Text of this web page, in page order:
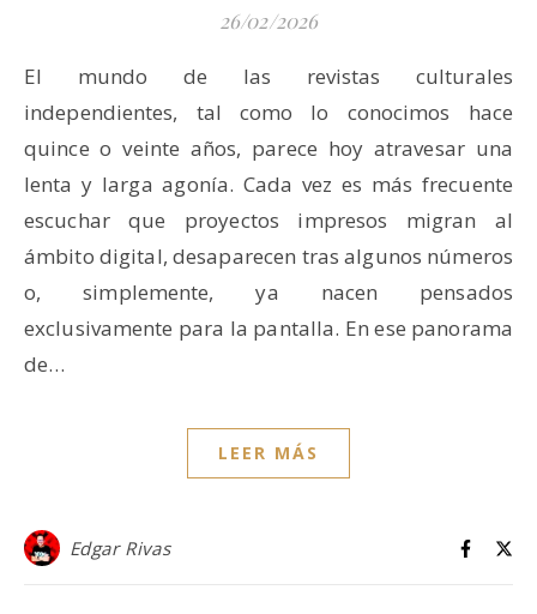
26/02/2026
El mundo de las revistas culturales
independientes, tal como lo conocimos hace
quince o veinte años, parece hoy atravesar una
lenta y larga agonía. Cada vez es más frecuente
escuchar que proyectos impresos migran al
ámbito digital, desaparecen tras algunos números
o, simplemente, ya nacen pensados
exclusivamente para la pantalla. En ese panorama
de…
LEER MÁS
Edgar Rivas